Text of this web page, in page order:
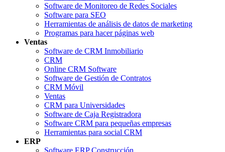
Software de Monitoreo de Redes Sociales
Software para SEO
Herramientas de análisis de datos de marketing
Programas para hacer páginas web
Ventas
Software de CRM Inmobiliario
CRM
Online CRM Software
Software de Gestión de Contratos
CRM Móvil
Ventas
CRM para Universidades
Software de Caja Registradora
Software CRM para pequeñas empresas
Herramientas para social CRM
ERP